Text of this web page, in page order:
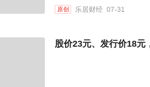
原创 乐居财经 07-31
股价23元、发行价18元